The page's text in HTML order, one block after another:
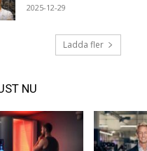
2025-12-29
Ladda fler
NU